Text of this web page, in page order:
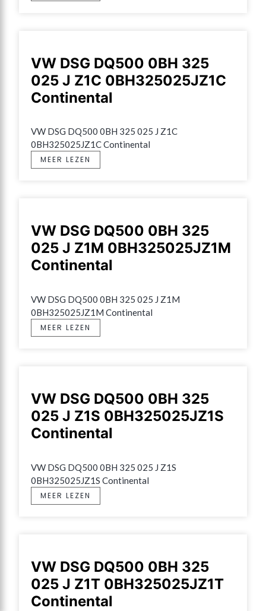
VW DSG DQ500 0BH 325
025 J Z1C 0BH325025JZ1C
Continental
VW DSG DQ500 0BH 325 025 J Z1C
0BH325025JZ1C Continental
MEER LEZEN
VW DSG DQ500 0BH 325
025 J Z1M 0BH325025JZ1M
Continental
VW DSG DQ500 0BH 325 025 J Z1M
0BH325025JZ1M Continental
MEER LEZEN
VW DSG DQ500 0BH 325
025 J Z1S 0BH325025JZ1S
Continental
VW DSG DQ500 0BH 325 025 J Z1S
0BH325025JZ1S Continental
MEER LEZEN
VW DSG DQ500 0BH 325
025 J Z1T 0BH325025JZ1T
Continental